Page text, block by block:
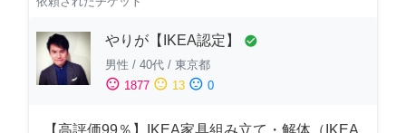
やりが【IKEA認定】 check_circle
男性 / 40代 / 東京都
sentiment_satisfied 1877 sentiment_neutral 13 sentiment_dissatisfied 0